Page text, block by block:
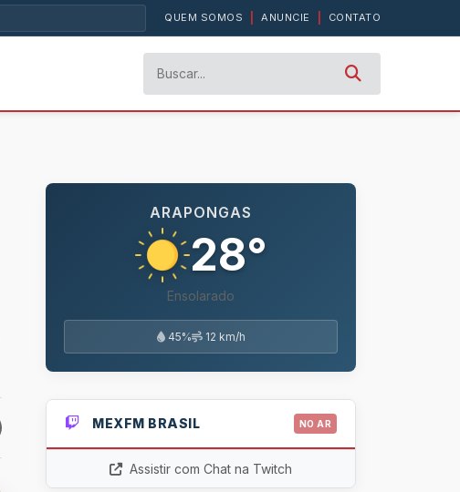
QUEM SOMOS ANUNCIE CONTATO
ARAPONGAS
28°
Ensolarado
45% 12 km/h
MEXFM BRASIL NO AR
Assistir com Chat na Twitch